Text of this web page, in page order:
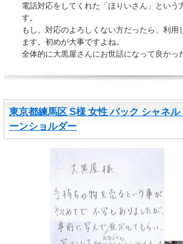
電話対応をしてくれた「ほりいさん」という
す。
もし、対応のよろしくない方だったら、利用
ます。初めが大事ですよね。
全体的に大黒屋さんにお世話になって良かっ
東京都練馬区 S様 女性 バック シャネル
ーンショルダー